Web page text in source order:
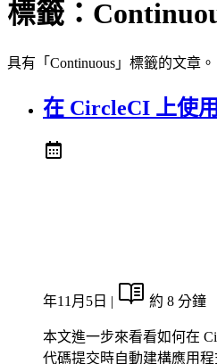
標籤：
具有「Continuous」標籤的文章。
在 CircleCI 上使
年11月5日 | 約 8 分鐘
本文進一步來看看如何在
代碼提交時自動建構應用程